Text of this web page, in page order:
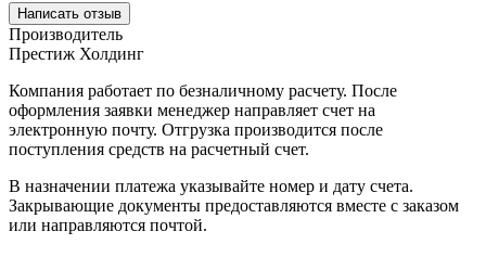
Написать отзыв
Производитель
Престиж Холдинг
Компания работает по безналичному расчету. После
оформления заявки менеджер направляет счет на
электронную почту. Отгрузка производится после
поступления средств на расчетный счет.
В назначении платежа указывайте номер и дату счета.
Закрывающие документы предоставляются вместе с заказом
или направляются почтой.